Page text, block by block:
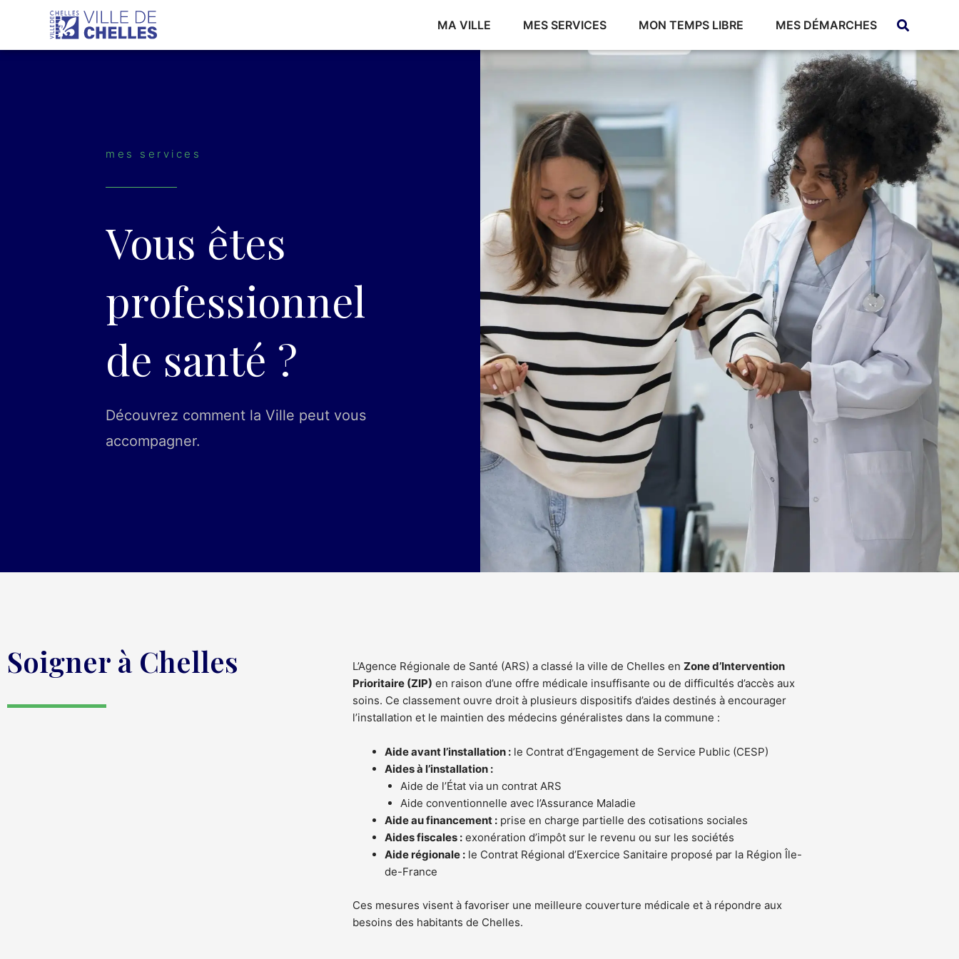
MA VILLE MES SERVICES MON TEMPS LIBRE MES DÉMARCHES
mes services
Vous êtes
professionnel
de santé ?
Découvrez comment la Ville peut vous
accompagner.
Soigner à Chelles L’Agence Régionale de Santé (ARS) a classé la ville de Chelles en Zone d’Intervention
Prioritaire (ZIP) en raison d’une offre médicale insuffisante ou de difficultés d’accès aux
soins. Ce classement ouvre droit à plusieurs dispositifs d’aides destinés à encourager
l’installation et le maintien des médecins généralistes dans la commune :
Aide avant l’installation :le Contrat d’Engagement de Service Public (CESP)
Aides à l’installation :
Aide de l’État via un contrat ARS
Aide conventionnelle avec l’Assurance Maladie
Aide au financement :prise en charge partielle des cotisations sociales
Aides fiscales :exonération d’impôt sur le revenu ou sur les sociétés
Aide régionale :le Contrat Régional d’Exercice Sanitaire proposé par la Région Île-
de-France
Ces mesures visent à favoriser une meilleure couverture médicale et à répondre aux
besoins des habitants de Chelles.